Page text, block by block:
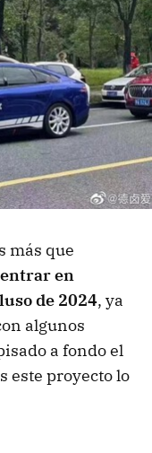
más que
en
de 2024, ya
algunos
a fondo el
este proyecto lo